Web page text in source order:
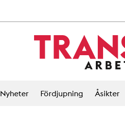
Nyheter Fördjupning Åsikter